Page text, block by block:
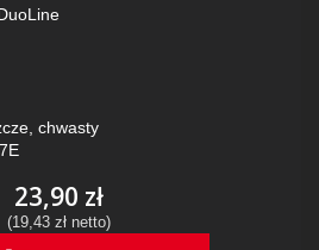
chwasty
23,90 zł
(19,43 zł netto)